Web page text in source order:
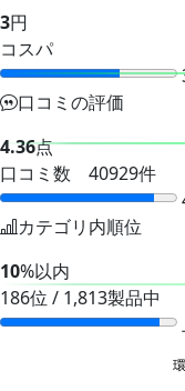
3円
コスパ
口コミの評価
4.36点
口コミ数 40929件
カテゴリ内順位
10%以内
186位 / 1,813製品中